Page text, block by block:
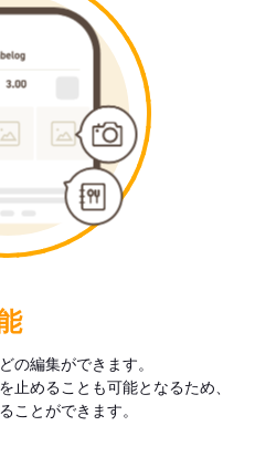
の編集ができます。
止めることも可能となるため、
ことができます。